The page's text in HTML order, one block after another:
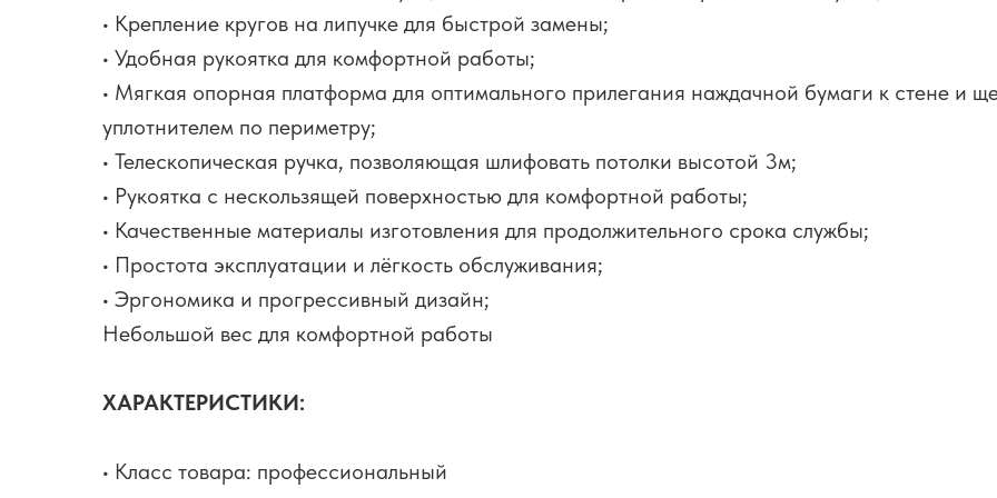
• Крепление кругов на липучке для быстрой замены;
• Удобная рукоятка для комфортной работы;
• Мягкая опорная платформа для оптимального прилегания наждачной бумаги к стене и
уплотнителем по периметру;
• Телескопическая ручка, позволяющая шлифовать потолки высотой 3м;
• Рукоятка с нескользящей поверхностью для комфортной работы;
• Качественные материалы изготовления для продолжительного срока службы;
• Простота эксплуатации и лёгкость обслуживания;
• Эргономика и прогрессивный дизайн;
Небольшой вес для комфортной работы
ХАРАКТЕРИСТИКИ:
• Класс товара: профессиональный